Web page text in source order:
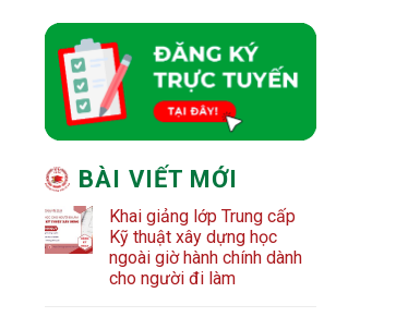
BÀI VIẾT MỚI
Khai giảng lớp Trung cấp
Kỹ thuật xây dựng học
ngoài giờ hành chính dành
cho người đi làm